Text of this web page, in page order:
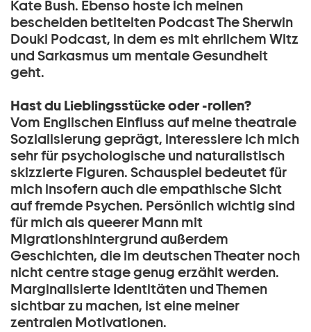
Kate Bush. Ebenso hoste ich meinen
bescheiden betitelten Podcast The Sherwin
Douki Podcast, in dem es mit ehrlichem Witz
und Sarkasmus um mentale Gesundheit
geht.
Hast du Lieblingsstücke oder -rollen?
Vom Englischen Einfluss auf meine theatrale
Sozialisierung geprägt, interessiere ich mich
sehr für psychologische und naturalistisch
skizzierte Figuren. Schauspiel bedeutet für
mich insofern auch die empathische Sicht
auf fremde Psychen. Persönlich wichtig sind
für mich als queerer Mann mit
Migrationshintergrund außerdem
Geschichten, die im deutschen Theater noch
nicht centre stage genug erzählt werden.
Marginalisierte Identitäten und Themen
sichtbar zu machen, ist eine meiner
zentralen Motivationen.